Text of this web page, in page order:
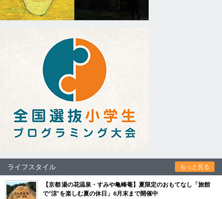
ライフスタイル もっと見る
【京都 湯の花温泉・すみや亀峰菴】夏限定のおもてなし「旅館
で“涼”を楽しむ夏の休日」8月末まで開催中